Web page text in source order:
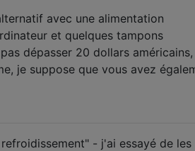
avec une alimentation
et quelques tampons
dépasser 20 dollars américains,
je suppose que vous avez
- j'ai essayé de les